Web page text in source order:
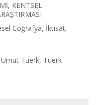
KENTSEL
Coğrafya, İktisat,
Tuerk, Tuerk